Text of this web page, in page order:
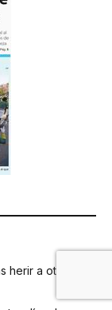
herir a otro con